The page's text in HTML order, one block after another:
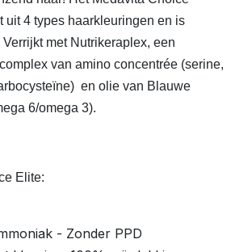
uit 4 types haarkleuringen en is
met Nutrikeraplex, een
van amino concentrée (serine,
en olie van Blauwe
6/omega 3).
Elite:
- Zonder PPD